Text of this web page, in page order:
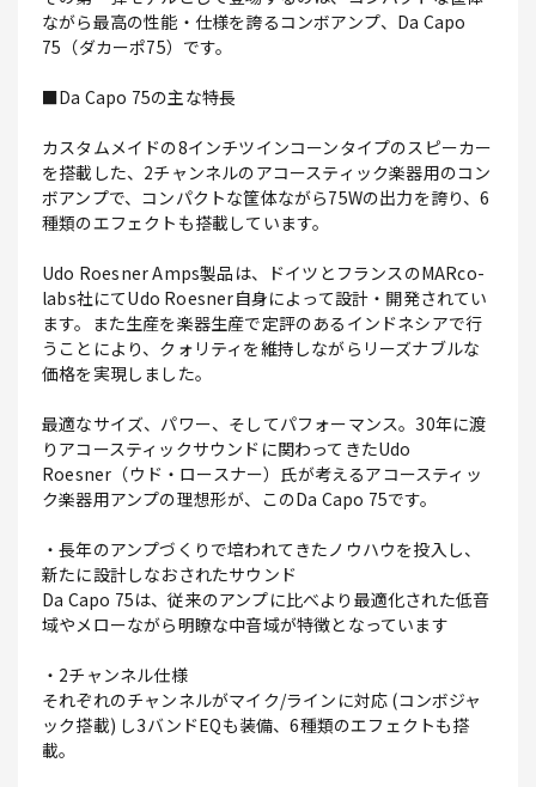
ながら最高の性能・仕様を誇るコンボアンプ、Da Capo
75（ダカーポ75）です。
■Da Capo 75の主な特長
カスタムメイドの8インチツインコーンタイプのスピーカー
を搭載した、2チャンネルのアコースティック楽器用のコン
ボアンプで、コンパクトな筐体ながら75Wの出力を誇り、6
種類のエフェクトも搭載しています。
Udo Roesner Amps製品は、ドイツとフランスのMARco-
labs社にてUdo Roesner自身によって設計・開発されてい
ます。また生産を楽器生産で定評のあるインドネシアで行
うことにより、クォリティを維持しながらリーズナブルな
価格を実現しました。
最適なサイズ、パワー、そしてパフォーマンス。30年に渡
りアコースティックサウンドに関わってきたUdo
Roesner（ウド・ロースナー）氏が考えるアコースティッ
ク楽器用アンプの理想形が、このDa Capo 75です。
・長年のアンプづくりで培われてきたノウハウを投入し、
新たに設計しなおされたサウンド
Da Capo 75は、従来のアンプに比べより最適化された低音
域やメローながら明瞭な中音域が特徴となっています
・2チャンネル仕様
それぞれのチャンネルがマイク/ラインに対応 (コンボジャ
ック搭載) し3バンドEQも装備、6種類のエフェクトも搭
載。